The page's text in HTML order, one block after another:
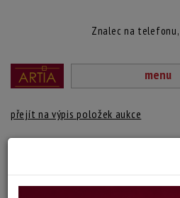
Znalec na
menu
přejít na výpis položek aukce
Delft Keramika